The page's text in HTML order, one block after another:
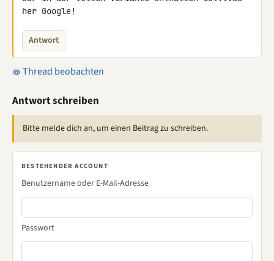
her Google!
Antwort
Thread beobachten
Antwort schreiben
Bitte melde dich an, um einen Beitrag zu schreiben.
BESTEHENDER ACCOUNT
Benutzername oder E-Mail-Adresse
Passwort